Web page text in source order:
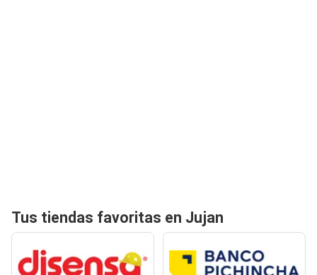
Tus tiendas favoritas en Jujan